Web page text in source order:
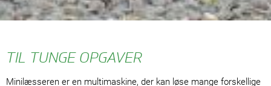
TIL TUNGE OPGAVER
Minilæsseren er en multimaskine, der kan løse mange forskellige